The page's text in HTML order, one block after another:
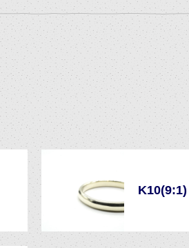
K10(9:1)